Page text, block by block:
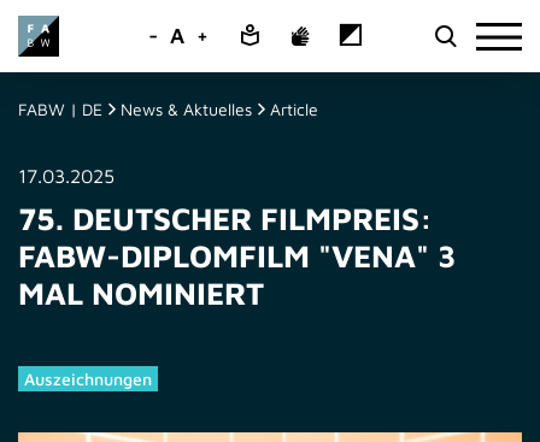
- A +
FABW | DE News & Aktuelles Article
17.03.2025
75. DEUTSCHER FILMPREIS:
FABW-DIPLOMFILM "VENA" 3
MAL NOMINIERT
Auszeichnungen